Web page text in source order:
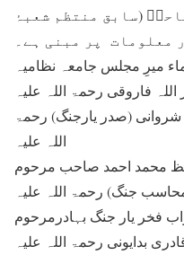
(سابق منتظم شعبۂ
معلومات پر مبنی ہے۔
میرِ مجلس جامعہ نظامیہ
اللہ فاروقی رحمۃ اللہ علیہ
شروانی (صدر یارجنگ) رحمۃ
اللہ علیہ
محمد احمد صاحب مرحوم
جنگ) رحمۃ اللہ علیہ
فخر یار جنگ بہادرمرحوم
بدایونی رحمۃ اللہ علیہ